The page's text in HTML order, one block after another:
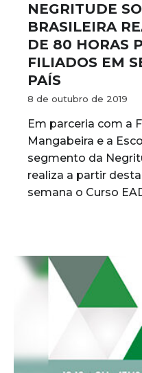
NEGRITUDE
BRASILEIRA
DE 80 HORAS
FILIADOS EM
PAÍS
8 de outubro de 2019
Em parceria com a
Mangabeira e a
segmento da
realiza a partir
semana o Curso